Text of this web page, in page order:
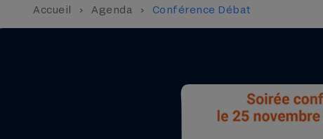
Accueil › Agenda › Conférence Débat